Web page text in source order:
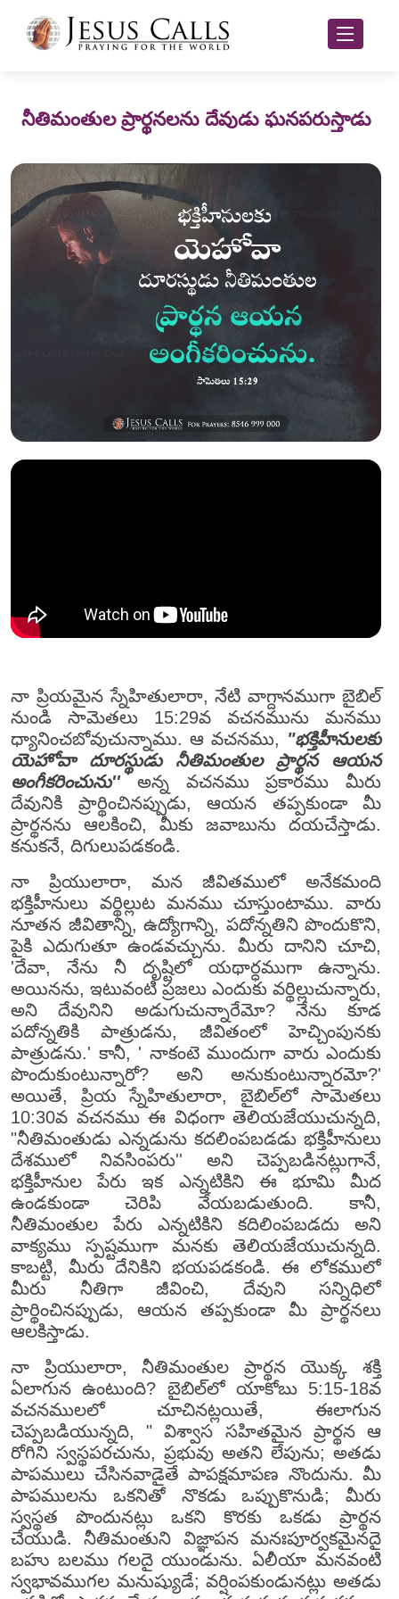
నీతిమంతుల ప్రార్థనలను దేవుడు ఘనపరుస్తాడు
నా ప్రియమైన స్నేహితులారా, నేటి వాగ్దానముగా బైబిల్
నుండి సామెతలు 15:29వ వచనమును మనము
ధ్యానించబోవుచున్నాము. ఆ వచనము, "భక్తిహీనులకు
యెహోవా దూరస్థుడు నీతిమంతుల ప్రార్థన ఆయన
అంగీకరించును'' అన్న వచనము ప్రకారము మీరు
దేవునికి ప్రార్థించినప్పుడు, ఆయన తప్పకుండా మీ
ప్రార్థనను ఆలకించి, మీకు జవాబును దయచేస్తాడు.
కనుకనే, దిగులుపడకండి.
నా ప్రియులారా, మన జీవితములో అనేకమంది
భక్తిహీనులు వర్థిల్లుట మనము చూస్తుంటాము. వారు
నూతన జీవితాన్ని, ఉద్యోగాన్ని, పదోన్నతిని పొందుకొని,
పైకి ఎదుగుతూ ఉండవచ్చును. మీరు దానిని చూచి,
'దేవా, నేను నీ దృష్టిలో యథార్ధముగా ఉన్నాను.
అయినను, ఇటువంటి ప్రజలు ఎందుకు వర్థిల్లుచున్నారు,
అని దేవునిని అడుగుచున్నారేమో? నేను కూడ
పదోన్నతికి పాత్రుడను, జీవితంలో హెచ్చింపునకు
పాత్రుడను.' కానీ, ' నాకంటె ముందుగా వారు ఎందుకు
పొందుకుంటున్నారో? అని అనుకుంటున్నారమో?'
అయితే, ప్రియ స్నేహితులారా, బైబిల్‌లో సామెతలు
10:30వ వచనము ఈ విధంగా తెలియజేయుచున్నది,
"నీతిమంతుడు ఎన్నడును కదలింపబడడు భక్తిహీనులు
దేశములో నివసింపరు'' అని చెప్పబడినట్లుగానే,
భక్తిహీనుల పేరు ఇక ఎన్నటికిని ఈ భూమి మీద
ఉండకుండా చెరిపి వేయబడుతుంది. కానీ,
నీతిమంతుల పేరు ఎన్నటికిని కదిలింపబడదు అని
వాక్యము స్పష్టముగా మనకు తెలియజేయుచున్నది.
కాబట్టి, మీరు దేనికిని భయపడకండి. ఈ లోకములో
మీరు నీతిగా జీవించి, దేవుని సన్నిధిలో
ప్రార్థించినప్పుడు, ఆయన తప్పకుండా మీ ప్రార్థనలు
ఆలకిస్తాడు.
నా ప్రియులారా, నీతిమంతుల ప్రార్థన యొక్క శక్తి
ఏలాగున ఉంటుంది? బైబిల్‌లో యాకోబు 5:15-18వ
వచనములలో చూచినట్లయితే, ఈలాగున
చెప్పబడియున్నది, " విశ్వాస సహితమైన ప్రార్థన ఆ
రోగిని స్వస్థపరచును, ప్రభువు అతని లేపును; అతడు
పాపములు చేసినవాడైతే పాపక్షమాపణ నొందును. మీ
పాపములను ఒకనితో నొకడు ఒప్పుకొనుడి; మీరు
స్వస్థత పొందునట్లు ఒకని కొరకు ఒకడు ప్రార్థన
చేయుడి. నీతిమంతుని విజ్ఞాపన మనఃపూర్వకమైనదై
బహు బలము గలదై యుండును. ఏలీయా మనవంటి
స్వభావముగల మనుష్యుడే; వర్షింపకుండునట్లు అతడు